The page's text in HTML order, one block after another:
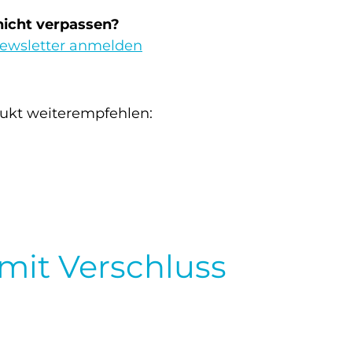
verpassen?
anmelden
weiterempfehlen:
Verschluss